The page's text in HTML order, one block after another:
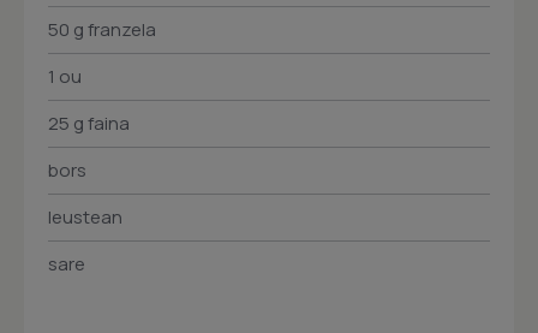
50 g franzela
1 ou
25 g faina
bors
leustean
sare